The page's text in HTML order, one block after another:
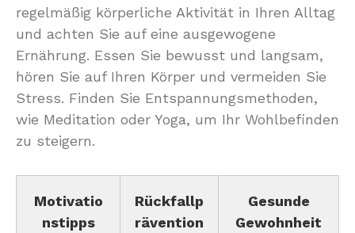
regelmäßig körperliche Aktivität in Ihren Alltag
und achten Sie auf eine ausgewogene
Ernährung. Essen Sie bewusst und langsam,
hören Sie auf Ihren Körper und vermeiden Sie
Stress. Finden Sie Entspannungsmethoden,
wie Meditation oder Yoga, um Ihr Wohlbefinden
zu steigern.
Motivatio
nstipps
Rückfallp
rävention
Gesunde
Gewohnheit